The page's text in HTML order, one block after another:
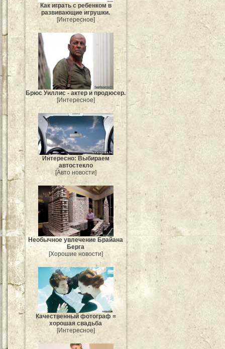
Как играть с ребенком в
развивающие игрушки.
[Интересное]
Брюс Уиллис - актер и продюсер.
[Интересное]
Интересно: Выбираем
автостекло
[Авто новости]
Необычное увлечение Брайана
Берга
[Хорошие новости]
Качественный фотограф =
хорошая свадьба
[Интересное]